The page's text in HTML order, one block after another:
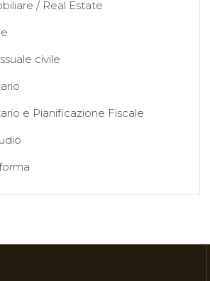
/ Real Estate
civile
e Pianificazione Fiscale